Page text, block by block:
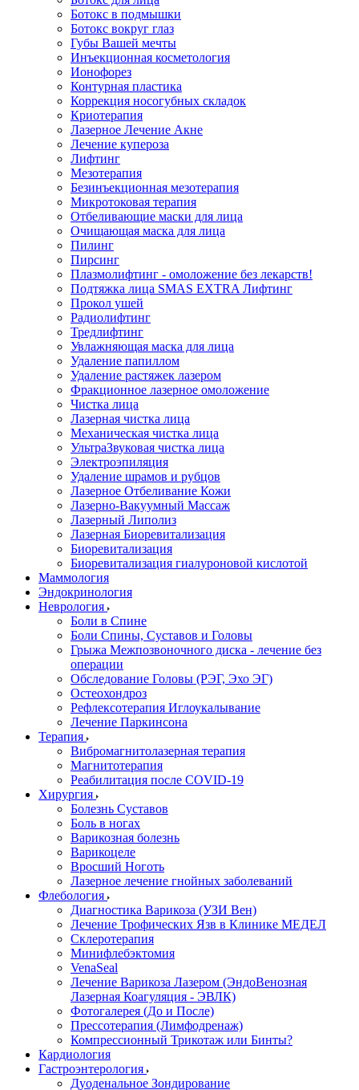
Ботокс в подмышки
Ботокс вокруг глаз
Губы Вашей мечты
Инъекционная косметология
Ионофорез
Контурная пластика
Коррекция носогубных складок
Криотерапия
Лазерное Лечение Акне
Лечение купероза
Лифтинг
Мезотерапия
Безинъекционная мезотерапия
Микротоковая терапия
Отбеливающие маски для лица
Очищающая маска для лица
Пилинг
Пирсинг
Плазмолифтинг - омоложение без лекарств!
Подтяжка лица SMAS EXTRA Лифтинг
Прокол ушей
Радиолифтинг
Тредлифтинг
Увлажняющая маска для лица
Удаление папиллом
Удаление растяжек лазером
Фракционное лазерное омоложение
Чистка лица
Лазерная чистка лица
Механическая чистка лица
УльтраЗвуковая чистка лица
Электроэпиляция
Удаление шрамов и рубцов
Лазерное Отбеливание Кожи
Лазерно-Вакуумный Массаж
Лазерный Липолиз
Лазерная Биоревитализация
Биоревитализация
Биоревитализация гиалуроновой кислотой
Маммология
Эндокринология
Неврология
Боли в Cпине
Боли Спины, Суставов и Головы
Грыжа Межпозвоночного диска - лечение без
операции
Обследование Головы (РЭГ, Эхо ЭГ)
Остеохондроз
Рефлексотерапия Иглоукалывание
Лечение Паркинсона
Терапия
Вибромагнитолазерная терапия
Магнитотерапия
Реабилитация после COVID-19
Хирургия
Болезнь Суставов
Боль в ногах
Варикозная болезнь
Варикоцеле
Вросший Ноготь
Лазерное лечение гнойных заболеваний
Флебология
Диагностика Варикоза (УЗИ Вен)
Лечение Трофических Язв в Клинике МЕДЕЛ
Склеротерапия
Минифлебэктомия
VenaSeal
Лечение Варикоза Лазером (ЭндоВенозная
Лазерная Коагуляция - ЭВЛК)
Фотогалерея (До и После)
Прессотерапия (Лимфодренаж)
Компрессионный Трикотаж или Бинты?
Кардиология
Гастроэнтерология
Дуоденальное Зондирование